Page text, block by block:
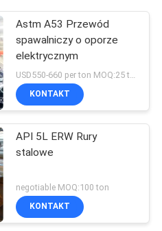
Astm A53 Przewód
spawalniczy o oporze
elektrycznym
USD550-660 per ton MOQ:25 ton
KONTAKT
API 5L ERW Rury
stalowe
negotiable MOQ:100 ton
KONTAKT